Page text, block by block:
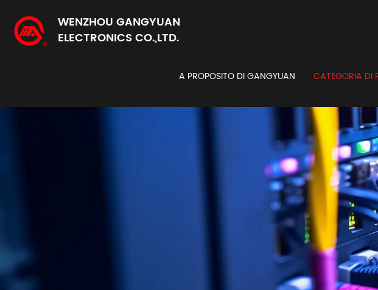
WENZHOU GANGYUAN
ELECTRONICS CO.,LTD.
A PROPOSITO DI GANGYUAN CATEGORIA DI